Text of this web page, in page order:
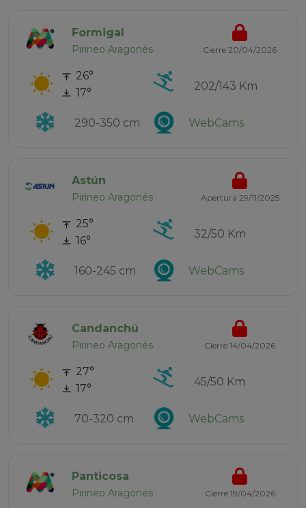
Formigal
Pirineo Aragonés Cierre 20/04/2026
26°
17°
202/143 Km
290-350 cm WebCams
Astún
Pirineo Aragonés Apertura 29/11/2025
25°
16°
32/50 Km
160-245 cm WebCams
Candanchú
Pirineo Aragonés Cierre 14/04/2026
27°
17°
45/50 Km
70-320 cm WebCams
Panticosa
Pirineo Aragonés Cierre 19/04/2026